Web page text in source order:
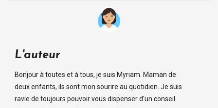
L'auteur
Bonjour à toutes et à tous, je suis Myriam. Maman de
deux enfants, ils sont mon sourire au quotidien. Je suis
ravie de toujours pouvoir vous dispenser d'un conseil